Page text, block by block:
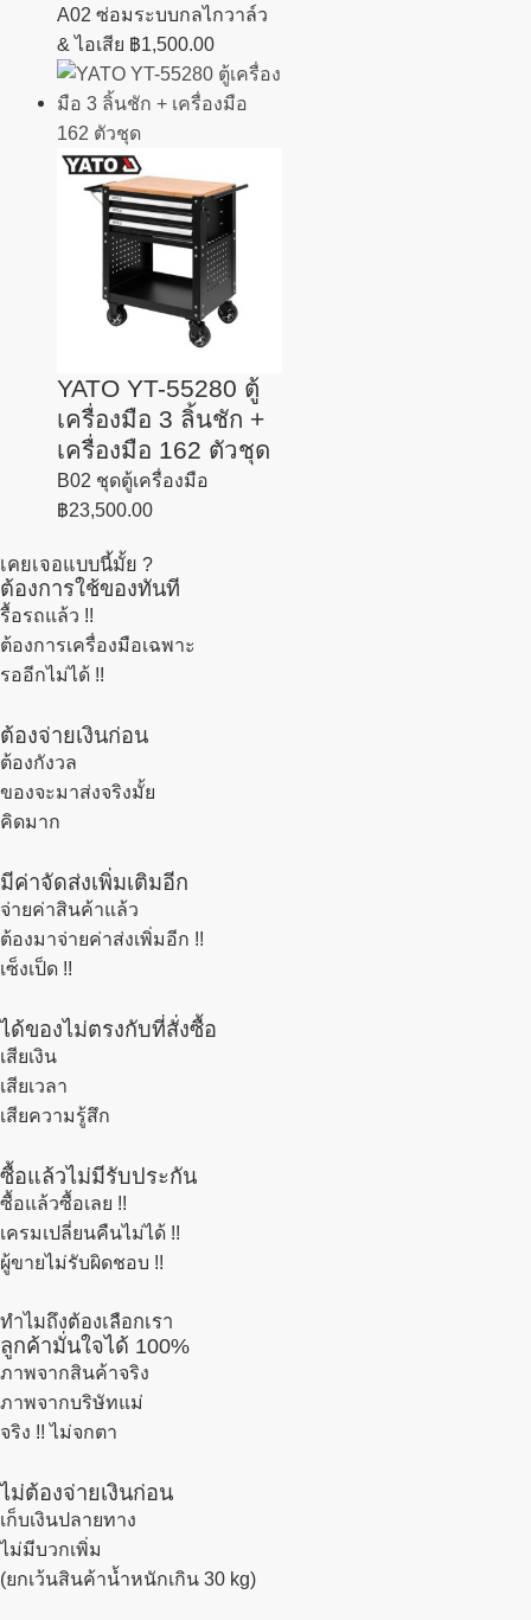
A02 ซ่อมระบบกลไกวาล์ว
& ไอเสีย ฿1,500.00
YATO YT-55280 ตู้
เครื่องมือ 3 ลิ้นชัก +
เครื่องมือ 162 ตัวชุด
B02 ชุดตู้เครื่องมือ
฿23,500.00
เคยเจอแบบนี้มั้ย ?
ต้องการใช้ของทันที
รื้อรถแล้ว !!
ต้องการเครื่องมือเฉพาะ
รออีกไม่ได้ !!
ต้องจ่ายเงินก่อน
ต้องกังวล
ของจะมาส่งจริงมั้ย
คิดมาก
มีค่าจัดส่งเพิ่มเติมอีก
จ่ายค่าสินค้าแล้ว
ต้องมาจ่ายค่าส่งเพิ่มอีก !!
เซ็งเป็ด !!
ได้ของไม่ตรงกับที่สั่งซื้อ
เสียเงิน
เสียเวลา
เสียความรู้สึก
ซื้อแล้วไม่มีรับประกัน
ซื้อแล้วซื้อเลย !!
เครมเปลี่ยนคืนไม่ได้ !!
ผู้ขายไม่รับผิดชอบ !!
ทำไมถึงต้องเลือกเรา
ลูกค้ามั่นใจได้ 100%
ภาพจากสินค้าจริง
ภาพจากบริษัทแม่
จริง !! ไม่จกตา
ไม่ต้องจ่ายเงินก่อน
เก็บเงินปลายทาง
ไม่มีบวกเพิ่ม
(ยกเว้นสินค้าน้ำหนักเกิน 30 kg)